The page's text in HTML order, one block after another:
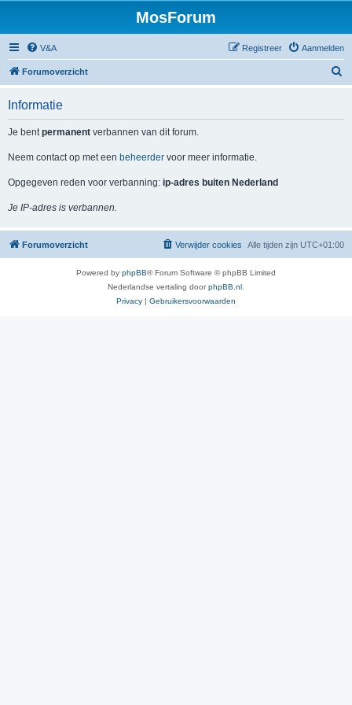
MosForum
V&A Aanmelden
Registreer
Forumoverzicht
Informatie
Je bentpermanent verbannen van dit forum.
Neem contact op met een beheerder voor meer informatie.
Opgegeven reden voor verbanning: ip-adres buiten Nederland
Je IP-adres is verbannen.
Forumoverzicht Alle tijden zijn UTC+01:00
Verwijder cookies
Powered by phpBB® Forum Software © phpBB Limited
Nederlandse vertaling doorphpBB.nl
Privacy | Gebruikersvoorwaarden